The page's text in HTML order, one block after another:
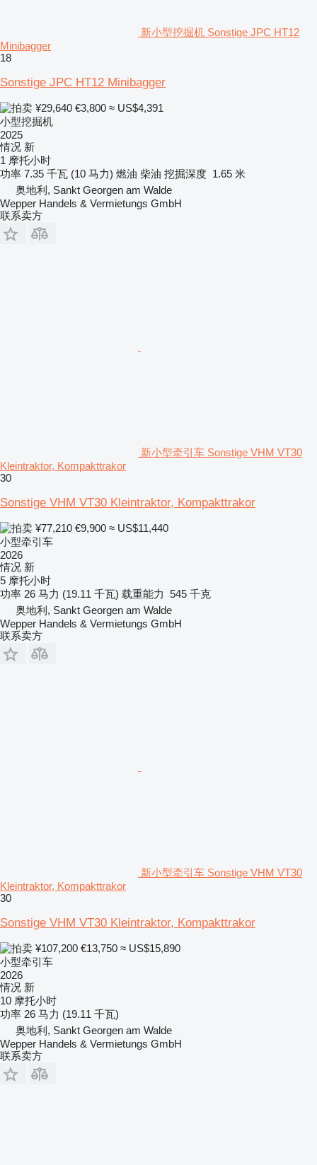
新小型挖掘机 Sonstige JPC HT12
Minibagger
18
Sonstige JPC HT12 Minibagger
¥29,640 €3,800 ≈ US$4,391
小型挖掘机
2025
情况 新
1 摩托小时
功率 7.35 千瓦 (10 马力) 燃油 柴油 挖掘深度 1.65 米
奥地利, Sankt Georgen am Walde
Wepper Handels & Vermietungs GmbH
联系卖方
新小型牵引车 Sonstige VHM VT30
Kleintraktor, Kompakttrakor
30
Sonstige VHM VT30 Kleintraktor, Kompakttrakor
¥77,210 €9,900 ≈ US$11,440
小型牵引车
2026
情况 新
5 摩托小时
功率 26 马力 (19.11 千瓦) 载重能力 545 千克
奥地利, Sankt Georgen am Walde
Wepper Handels & Vermietungs GmbH
联系卖方
新小型牵引车 Sonstige VHM VT30
Kleintraktor, Kompakttrakor
30
Sonstige VHM VT30 Kleintraktor, Kompakttrakor
¥107,200 €13,750 ≈ US$15,890
小型牵引车
2026
情况 新
10 摩托小时
功率 26 马力 (19.11 千瓦)
奥地利, Sankt Georgen am Walde
Wepper Handels & Vermietungs GmbH
联系卖方